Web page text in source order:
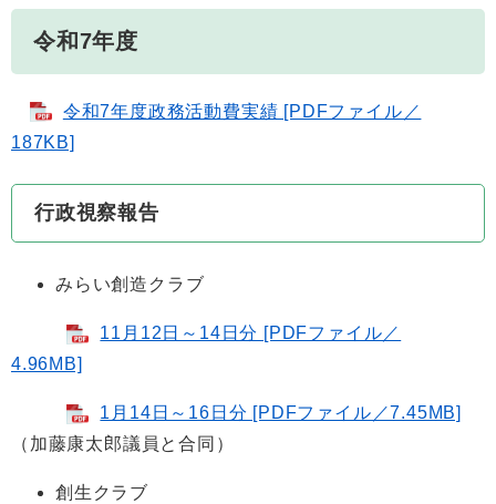
令和7年度
令和7年度政務活動費実績 [PDFファイル／
187KB]
行政視察報告
みらい創造クラブ
11月12日～14日分 [PDFファイル／
4.96MB]
1月14日～16日分 [PDFファイル／7.45MB]
（加藤康太郎議員と合同）
創生クラブ